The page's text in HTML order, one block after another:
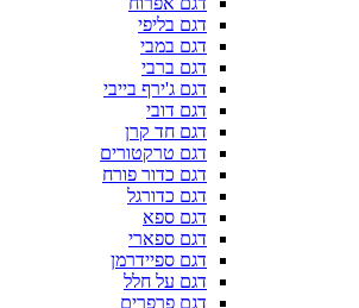
דגם בליפי
דגם במבי
דגם ברבי
דגם ג'ירף בייבי
דגם דובי
דגם חד קרן
דגם טרקטורים
דגם כדור פורח
דגם כדורגל
דגם ספא
דגם ספארי
דגם ספיידרמן
דגם על חלל
דגם פרפרים